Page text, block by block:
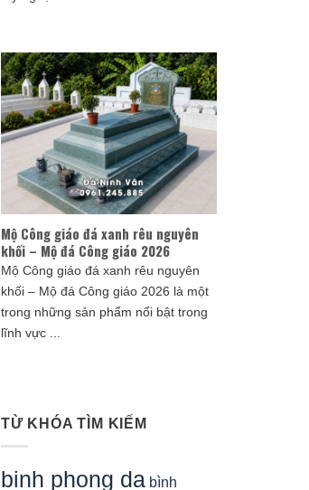
Mộ Công giáo đá xanh rêu nguyên
khối – Mộ đá Công giáo 2026
Mộ Công giáo đá xanh rêu nguyên
khối – Mộ đá Công giáo 2026 là một
trong những sản phẩm nổi bật trong
lĩnh vực ...
TỪ KHÓA TÌM KIẾM
binh phong da bình